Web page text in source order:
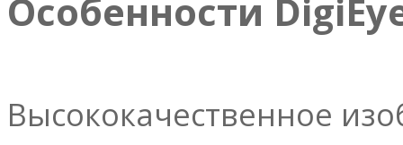
Особенности
Высококачественное